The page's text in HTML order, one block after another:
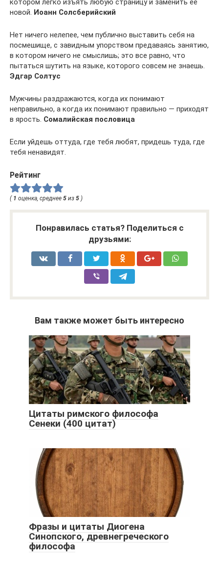
котором легко изъять любую страницу и заменить ее
новой. Иоанн Солсберийский
Нет ничего нелепее, чем публично выставить себя на
посмешище, с завидным упорством предаваясь занятию,
в котором ничего не смыслишь; это все равно, что
пытаться шутить на языке, которого совсем не знаешь.
Эдгар Солтус
Мужчины раздражаются, когда их понимают
неправильно, а когда их понимают правильно — приходят
в ярость. Сомалийская пословица
Если уйдешь оттуда, где тебя любят, придешь туда, где
тебя ненавидят.
Рейтинг
( 1 оценка, среднее 5 из 5 )
Понравилась статья? Поделиться с
друзьями:
Вам также может быть интересно
Цитаты римского философа
Сенеки (400 цитат)
Фразы и цитаты Диогена
Синопского, древнегреческого
философа